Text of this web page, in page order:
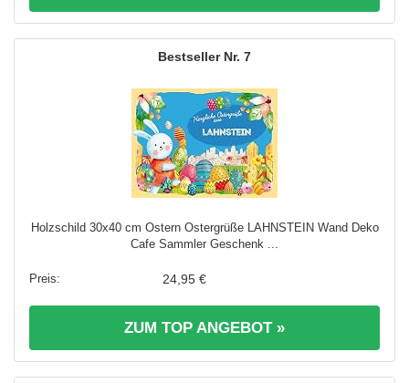
7
Holzschild 30x40 cm Ostern Ostergrüße LAHNSTEIN Wand Deko
Cafe Sammler Geschenk ...
24,95 €
ZUM TOP ANGEBOT »